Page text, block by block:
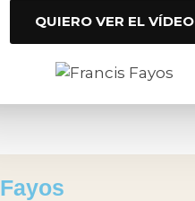
QUIERO VER EL VÍDEO